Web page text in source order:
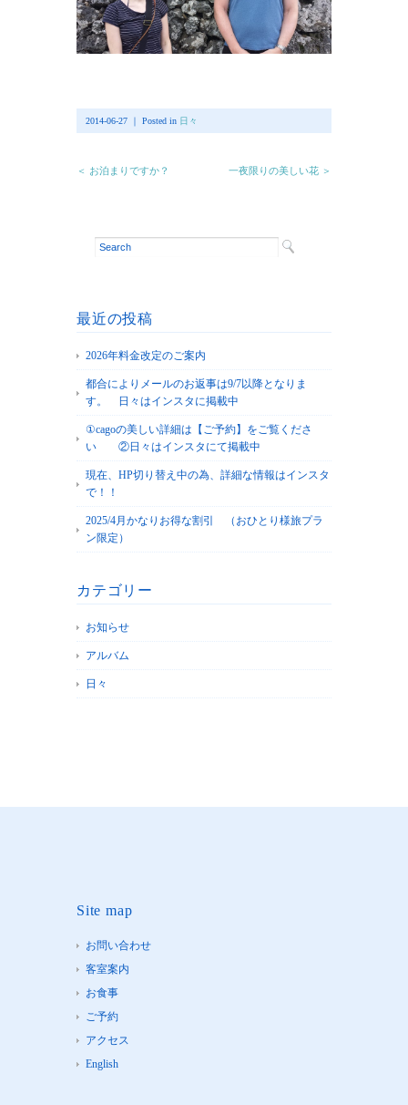
2014-06-27 ｜ Posted in 日々
＜ お泊まりですか？ 一夜限りの美しい花 ＞
最近の投稿
2026年料金改定のご案内
都合によりメールのお返事は9/7以降となりま
す。 日々はインスタに掲載中
①cagoの美しい詳細は【ご予約】をご覧くださ
い ②日々はインスタにて掲載中
現在、HP切り替え中の為、詳細な情報はインスタ
で！！
2025/4月かなりお得な割引 （おひとり様旅プラ
ン限定）
カテゴリー
お知らせ
アルバム
日々
Site map
お問い合わせ
客室案内
お食事
ご予約
アクセス
English